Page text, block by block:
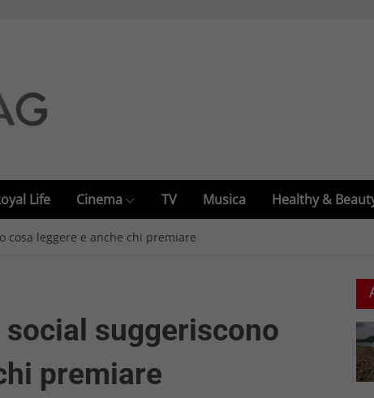
Life Cinema TV Musica Healthy &
cosa leggere e anche chi premiare
suggeriscono
premiare